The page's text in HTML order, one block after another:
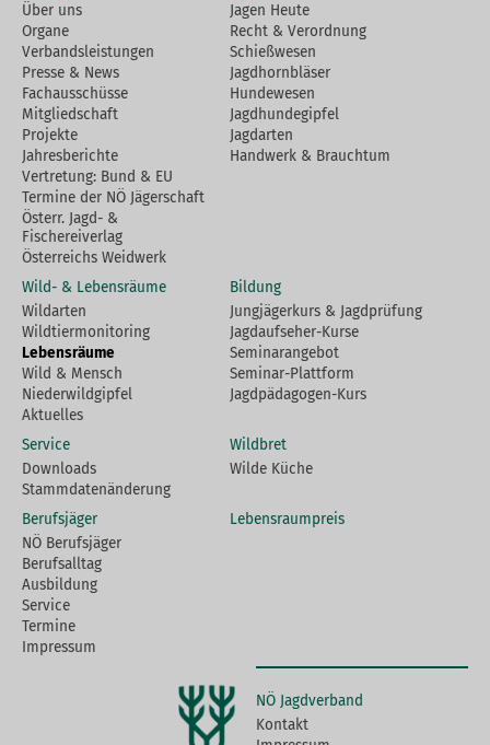
Über uns
Organe
Verbandsleistungen
Presse & News
Fachausschüsse
Mitgliedschaft
Projekte
Jahresberichte
Vertretung: Bund & EU
Termine der NÖ Jägerschaft
Österr. Jagd- &
Fischereiverlag
Österreichs Weidwerk
Jagen Heute
Recht & Verordnung
Schießwesen
Jagdhornbläser
Hundewesen
Jagdhundegipfel
Jagdarten
Handwerk & Brauchtum
Wild- & Lebensräume
Wildarten
Wildtiermonitoring
Lebensräume
Wild & Mensch
Niederwildgipfel
Aktuelles
Bildung
Jungjägerkurs & Jagdprüfung
Jagdaufseher-Kurse
Seminarangebot
Seminar-Plattform
Jagdpädagogen-Kurs
Service
Downloads
Stammdatenänderung
Wildbret
Wilde Küche
Berufsjäger
NÖ Berufsjäger
Berufsalltag
Ausbildung
Service
Termine
Impressum
Lebensraumpreis
NÖ Jagdverband
Kontakt